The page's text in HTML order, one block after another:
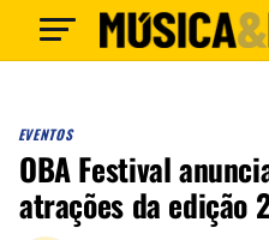
EVENTOS
OBA Festival
atrações da edição